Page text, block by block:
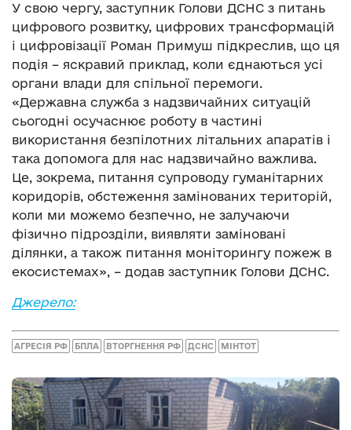
У свою чергу, заступник Голови ДСНС з питань
цифрового розвитку, цифрових трансформацій
і цифровізації Роман Примуш підкреслив, що ця
подія – яскравий приклад, коли єднаються усі
органи влади для спільної перемоги.
«Державна служба з надзвичайних ситуацій
сьогодні осучаснює роботу в частині
використання безпілотних літальних апаратів і
така допомога для нас надзвичайно важлива.
Це, зокрема, питання супроводу гуманітарних
коридорів, обстеження замінованих територій,
коли ми можемо безпечно, не залучаючи
фізично підрозділи, виявляти заміновані
ділянки, а також питання моніторингу пожеж в
екосистемах», – додав заступник Голови ДСНС.
Джерело:
АГРЕСІЯ РФ БПЛА ВТОРГНЕННЯ РФ ДСНС МІНТОТ